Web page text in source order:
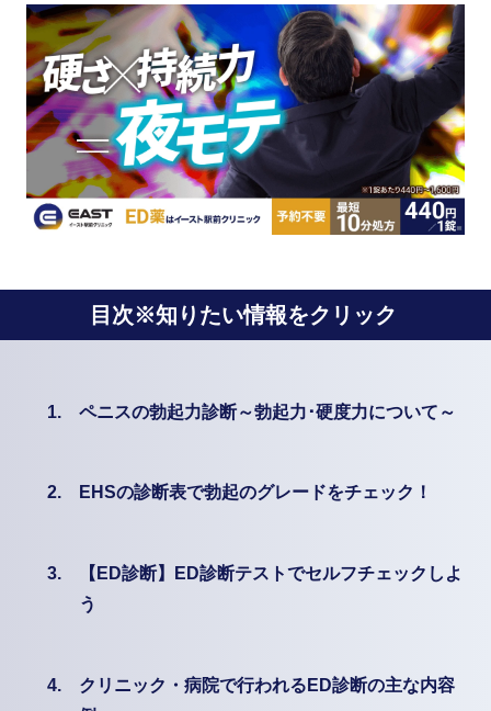
目次※知りたい情報をクリック
1. ペニスの勃起力診断～勃起力･硬度力について～
2. EHSの診断表で勃起のグレードをチェック！
3.
【ED診断】ED診断テストでセルフチェックしよ
う
4.
クリニック・病院で行われるED診断の主な内容